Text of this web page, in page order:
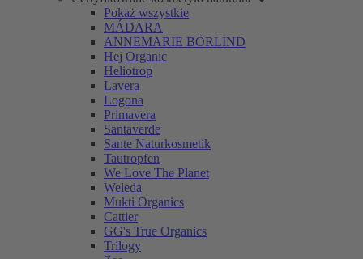
Pokaż wszystkie
MÁDARA
ANNEMARIE BÖRLIND
Hej Organic
Heliotrop
Lavera
Logona
Primavera
Santaverde
Sante Naturkosmetik
Tautropfen
We Love The Planet
Weleda
Mukti Organics
Cattier
GG's True Organics
Trilogy